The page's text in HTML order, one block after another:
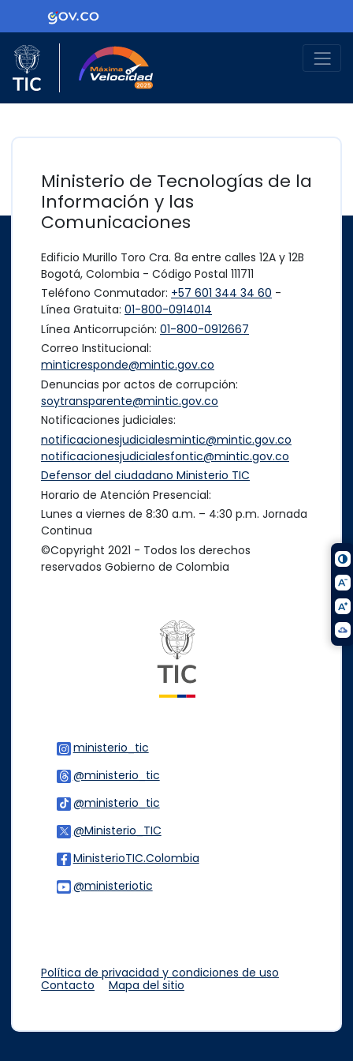
Ir al contenido principalLogo Gobierno de Colombia
Logo del Ministerio TIC
Ministerio de Tecnologías de la
Información y las
Comunicaciones
Edificio Murillo Toro Cra. 8a entre calles 12A y 12B
Bogotá, Colombia - Código Postal 111711
Teléfono Conmutador: +57 601 344 34 60 -
Línea Gratuita: 01-800-0914014
Línea Anticorrupción: 01-800-0912667
Correo Institucional:
minticresponde@mintic.gov.co
Denuncias por actos de corrupción:
soytransparente@mintic.gov.co
Notificaciones judiciales:
notificacionesjudicialesmintic@mintic.gov.co
notificacionesjudicialesfontic@mintic.gov.co
Defensor del ciudadano Ministerio TIC
Horario de Atención Presencial:
Lunes a viernes de 8:30 a.m. – 4:30 p.m. Jornada
Continua
©Copyright 2021 - Todos los derechos
reservados Gobierno de Colombia
ministerio_tic
@ministerio_tic
@ministerio_tic
@Ministerio_TIC
MinisterioTIC.Colombia
@ministeriotic
Política de privacidad y condiciones de uso
Contacto
Mapa del sitio